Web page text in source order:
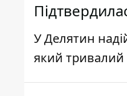
У Делятин
який тривалий